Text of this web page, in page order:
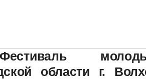
области г.